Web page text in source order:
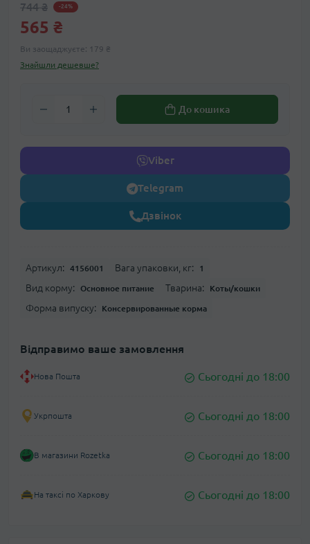
744 ₴ -24%
565 ₴
Ви заощаджуєте: 179 ₴
Знайшли дешевше?
До кошика
Viber
Telegram
Дзвінок
Артикул: 4156001 Вага упаковки, кг: 1
Вид корму: Основное питание Тварина: Коты/кошки
Форма випуску: Консервированные корма
Відправимо ваше замовлення
Нова Пошта Сьогодні до 18:00
Укрпошта Сьогодні до 18:00
В магазини Rozetka Сьогодні до 18:00
На таксі по Харкову Сьогодні до 18:00